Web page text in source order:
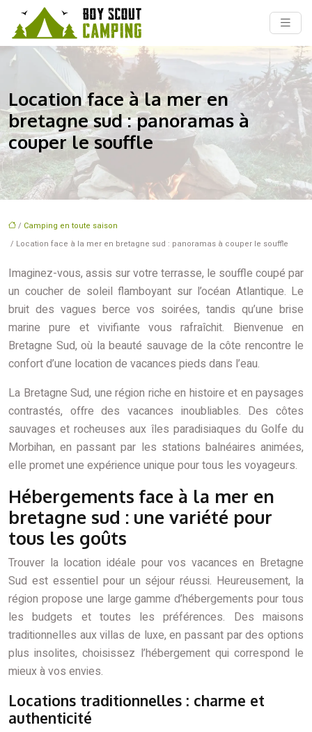
Location face à la mer en
bretagne sud : panoramas à
couper le souffle
/ Camping en toute saison
/ Location face à la mer en bretagne sud : panoramas à couper le souffle
Imaginez-vous, assis sur votre terrasse, le souffle coupé par
un coucher de soleil flamboyant sur l’océan Atlantique. Le
bruit des vagues berce vos soirées, tandis qu’une brise
marine pure et vivifiante vous rafraîchit. Bienvenue en
Bretagne Sud, où la beauté sauvage de la côte rencontre le
confort d’une location de vacances pieds dans l’eau.
La Bretagne Sud, une région riche en histoire et en paysages
contrastés, offre des vacances inoubliables. Des côtes
sauvages et rocheuses aux îles paradisiaques du Golfe du
Morbihan, en passant par les stations balnéaires animées,
elle promet une expérience unique pour tous les voyageurs.
Hébergements face à la mer en
bretagne sud : une variété pour
tous les goûts
Trouver la location idéale pour vos vacances en Bretagne
Sud est essentiel pour un séjour réussi. Heureusement, la
région propose une large gamme d’hébergements pour tous
les budgets et toutes les préférences. Des maisons
traditionnelles aux villas de luxe, en passant par des options
plus insolites, choisissez l’hébergement qui correspond le
mieux à vos envies.
Locations traditionnelles : charme et
authenticité